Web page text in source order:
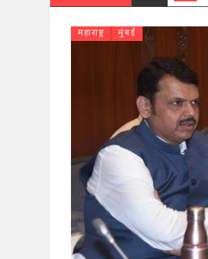
महाराष्ट्र मुंबई